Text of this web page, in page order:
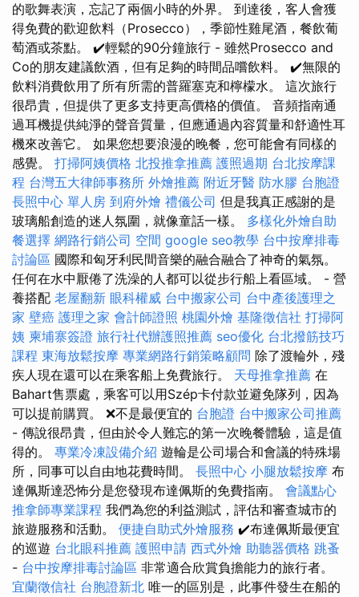
的歌舞表演，忘記了兩個小時的外界。 到達後，客人會獲
得免費的歡迎飲料（Prosecco），季節性雞尾酒，餐飲葡
萄酒或茶點。 ✔️輕鬆的90分鐘旅行 - 雖然Prosecco and
Co的朋友建議飲酒，但有足夠的時間品嚐飲料。 ✔️無限的
飲料消費飲用了所有所需的普羅塞克和檸檬水。 這次旅行
很昂貴，但提供了更多支持更高價格的價值。 音頻指南通
過耳機提供純淨的聲音質量，但應通過內容質量和舒適性耳
機來改善它。 如果您想要浪漫的晚餐，您可能會有同樣的
感覺。 打掃阿姨價格 北投推拿推薦 護照過期 台北按摩課
程 台灣五大律師事務所 外燴推薦 附近牙醫 防水膠 台胞證
長照中心 單人房 到府外燴 禮儀公司 但是我真正感謝的是
玻璃船創造的迷人氛圍，就像童話一樣。 多樣化外燴自助
餐選擇 網路行銷公司 空間 google seo教學 台中按摩排毒
討論區 國際和匈牙利民間音樂的融合融合了神奇的氣氛。
任何在水中厭倦了洗澡的人都可以從步行船上看區域。 - 營
養搭配 老屋翻新 眼科權威 台中搬家公司 台中產後護理之
家 壁癌 護理之家 會計師證照 桃園外燴 基隆徵信社 打掃阿
姨 柬埔寨簽證 旅行社代辦護照推薦 seo優化 台北撥筋技巧
課程 東海放鬆按摩 專業網路行銷策略顧問 除了渡輪外，殘
疾人現在還可以在乘客船上免費旅行。 天母推拿推薦 在
Bahart售票處，乘客可以用Szép卡付款並避免隊列，因為
可以提前購買。 ❌不是最便宜的 台胞證 台中搬家公司推薦
- 傳說很昂貴，但由於令人難忘的第一次晚餐體驗，這是值
得的。 專業冷凍設備介紹 遊輪是公司場合和會議的特殊場
所，同事可以自由地花費時間。 長照中心 小腿放鬆按摩 布
達佩斯達恐怖分是您發現布達佩斯的免費指南。 會議點心
推拿師專業課程 我們為您的利益測試，評估和審查城市的
旅遊服務和活動。 便捷自助式外燴服務 ✔️布達佩斯最便宜
的巡遊 台北眼科推薦 護照申請 西式外燴 助聽器價格 跳蚤
- 台中按摩排毒討論區 非常適合欣賞負擔能力的旅行者。
宜蘭徵信社 台胞證新北 唯一的區別是，此事件發生在船的